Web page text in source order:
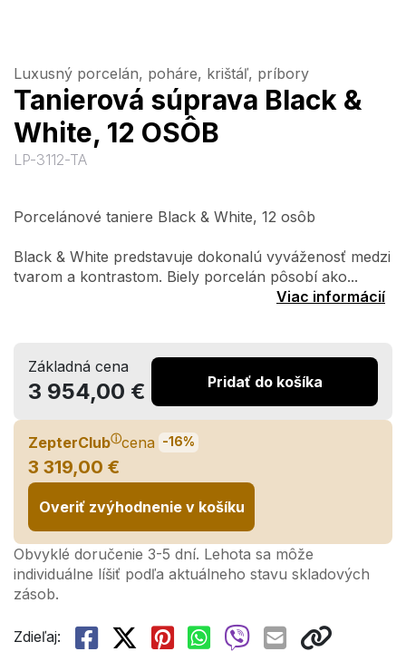
Luxusný porcelán, poháre, krištáľ, príbory
Tanierová súprava Black &
White, 12 OSÔB
LP-3112-TA
Porcelánové taniere Black & White, 12 osôb
Black & White predstavuje dokonalú vyváženosť medzi
tvarom a kontrastom. Biely porcelán pôsobí ako...
Viac informácií
Základná cena
3 954,00 € Pridať do košíka
ZepterClubⓘcena -16%
3 319,00 €
Overiť zvýhodnenie v košíku
Obvyklé doručenie 3-5 dní. Lehota sa môže
individuálne líšiť podľa aktuálneho stavu skladových
zásob.
Zdieľaj: